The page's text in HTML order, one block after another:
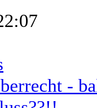
-